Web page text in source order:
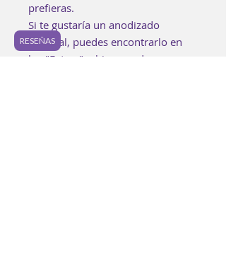
prefieras.
Si te gustaría un anodizado
especial, puedes encontrarlo en
los "Extras" o bien puedes
RESEÑAS